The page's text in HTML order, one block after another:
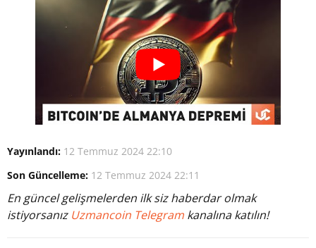
Yayınlandı: 12 Temmuz 2024 22:10
Son Güncelleme: 12 Temmuz 2024 22:11
En güncel gelişmelerden ilk siz haberdar olmak
istiyorsanız Uzmancoin Telegram kanalına katılın!